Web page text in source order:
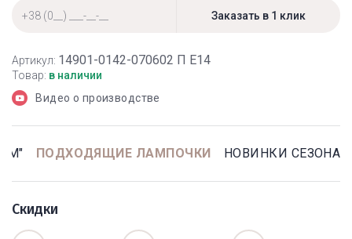
Артикул: 14901-0142-070602 П Е14
Товар: в наличии
Видео о производстве
ПОДХОДЯЩИЕ ЛАМПОЧКИ НОВИНКИ СЕЗОНА
Скидки